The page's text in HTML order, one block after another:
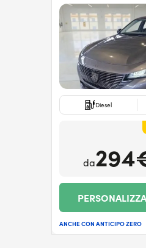
Diesel
da
ANCHE CON ANTICIPO ZERO